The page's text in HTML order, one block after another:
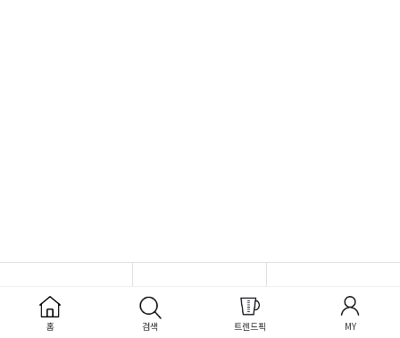
홈 검색 트렌드픽 MY